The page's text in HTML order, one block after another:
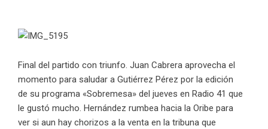
Final del partido con triunfo. Juan Cabrera aprovecha el
momento para saludar a Gutiérrez Pérez por la edición
de su programa «Sobremesa» del jueves en Radio 41 que
le gustó mucho. Hernández rumbea hacia la Oribe para
ver si aun hay chorizos a la venta en la tribuna que